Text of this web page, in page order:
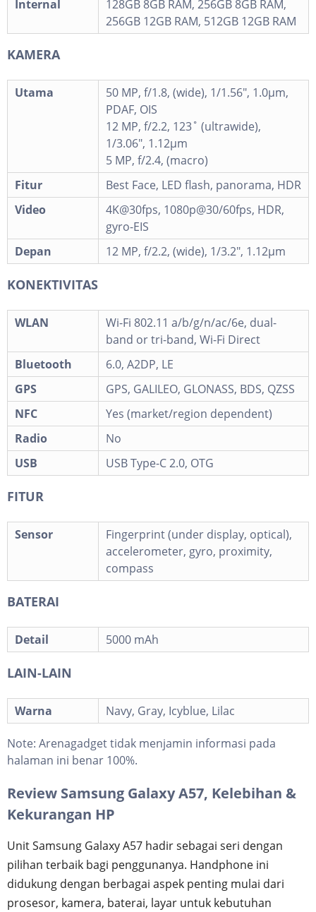
Internal
128GB 8GB RAM, 256GB 8GB RAM,
256GB 12GB RAM, 512GB 12GB RAM
KAMERA
Utama
50 MP, f/1.8, (wide), 1/1.56", 1.0µm,
PDAF, OIS
12 MP, f/2.2, 123˚ (ultrawide),
1/3.06", 1.12µm
5 MP, f/2.4, (macro)
Fitur
Best Face, LED flash, panorama, HDR
Video
4K@30fps, 1080p@30/60fps, HDR,
gyro-EIS
Depan
12 MP, f/2.2, (wide), 1/3.2", 1.12µm
KONEKTIVITAS
WLAN
Wi-Fi 802.11 a/b/g/n/ac/6e, dual-
band or tri-band, Wi-Fi Direct
Bluetooth
6.0, A2DP, LE
GPS
GPS, GALILEO, GLONASS, BDS, QZSS
NFC
Yes (market/region dependent)
Radio
No
USB
USB Type-C 2.0, OTG
FITUR
Sensor
Fingerprint (under display, optical),
accelerometer, gyro, proximity,
compass
BATERAI
Detail 5000 mAh
LAIN-LAIN
Warna Navy, Gray, Icyblue, Lilac
Note: Arenagadget tidak menjamin informasi pada
halaman ini benar 100%.
Review Samsung Galaxy A57, Kelebihan &
Kekurangan HP
Unit Samsung Galaxy A57 hadir sebagai seri dengan
pilihan terbaik bagi penggunanya. Handphone ini
didukung dengan berbagai aspek penting mulai dari
prosesor, kamera, baterai, layar untuk kebutuhan